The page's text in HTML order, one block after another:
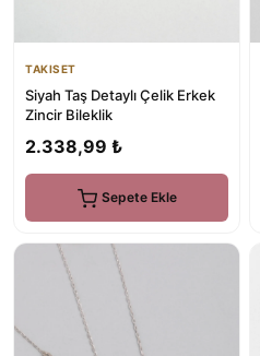
TAKISET
Siyah Taş Detaylı Çelik Erkek
Zincir Bileklik
2.338,99 ₺
Sepete Ekle